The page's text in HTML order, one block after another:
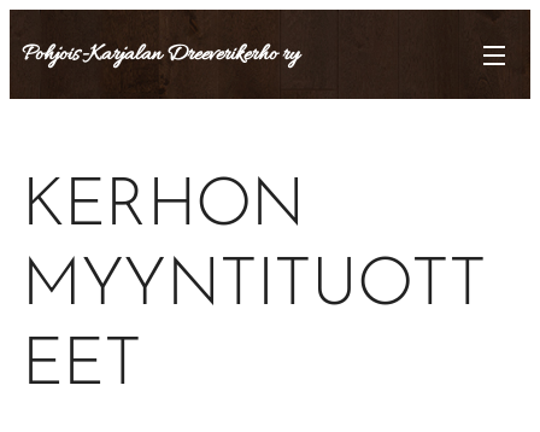
Pohjois-Karjalan Dreeverikerho ry
KERHON
MYYNTITUOTT
EET